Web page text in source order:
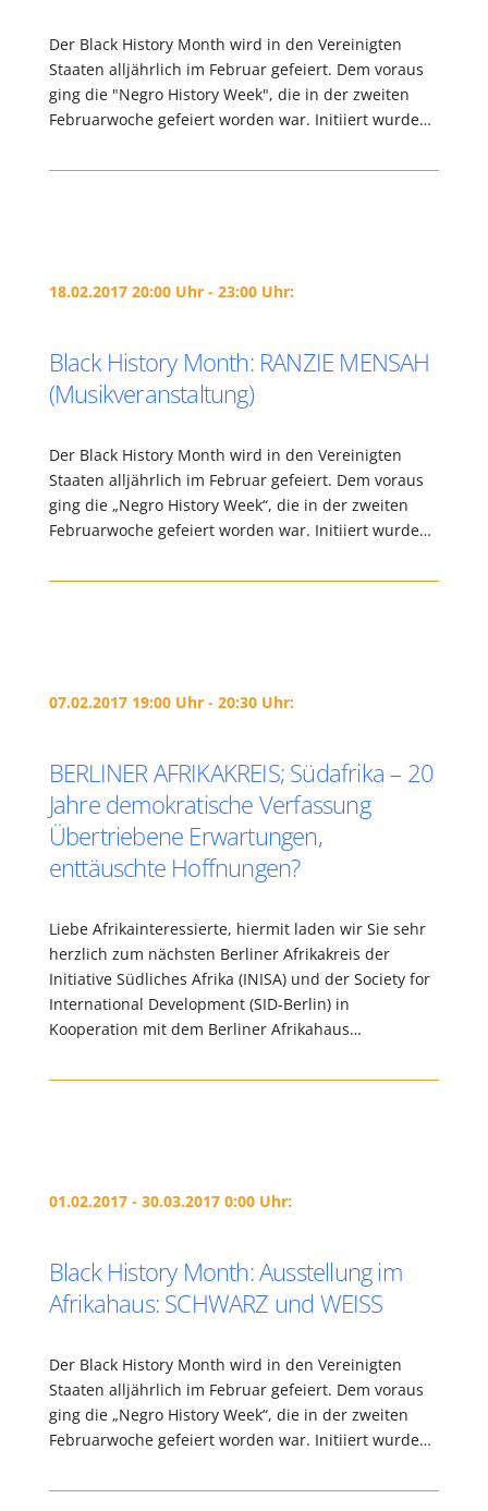
Der Black History Month wird in den Vereinigten
Staaten alljährlich im Februar gefeiert. Dem voraus
ging die "Negro History Week", die in der zweiten
Februarwoche gefeiert worden war. Initiiert wurde…
18.02.2017 20:00 Uhr - 23:00 Uhr:
Black History Month: RANZIE MENSAH
(Musikveranstaltung)
Der Black History Month wird in den Vereinigten
Staaten alljährlich im Februar gefeiert. Dem voraus
ging die „Negro History Week“, die in der zweiten
Februarwoche gefeiert worden war. Initiiert wurde…
07.02.2017 19:00 Uhr - 20:30 Uhr:
BERLINER AFRIKAKREIS; Südafrika – 20
Jahre demokratische Verfassung
Übertriebene Erwartungen,
enttäuschte Hoffnungen?
Liebe Afrikainteressierte, hiermit laden wir Sie sehr
herzlich zum nächsten Berliner Afrikakreis der
Initiative Südliches Afrika (INISA) und der Society for
International Development (SID-Berlin) in
Kooperation mit dem Berliner Afrikahaus…
01.02.2017 - 30.03.2017 0:00 Uhr:
Black History Month: Ausstellung im
Afrikahaus: SCHWARZ und WEISS
Der Black History Month wird in den Vereinigten
Staaten alljährlich im Februar gefeiert. Dem voraus
ging die „Negro History Week“, die in der zweiten
Februarwoche gefeiert worden war. Initiiert wurde…